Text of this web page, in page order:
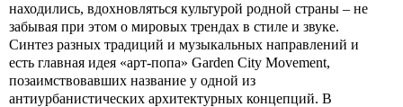
находились, вдохновляться культурой родной страны – не
забывая при этом о мировых трендах в стиле и звуке.
Синтез разных традиций и музыкальных направлений и
есть главная идея «арт-попа» Garden City Movement,
позаимствовавших название у одной из
антиурбанистических архитектурных концепций. В